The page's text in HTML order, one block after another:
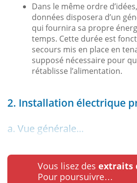
Dans le même ordre
données disposera d’un
qui fournira sa propre
temps. Cette durée est
secours mis en place en
supposé nécessaire pour
rétablisse l’alimentation.
2. Installation électrique
a. Vue générale...
Vous lisez des extraits
Pour poursuivre…